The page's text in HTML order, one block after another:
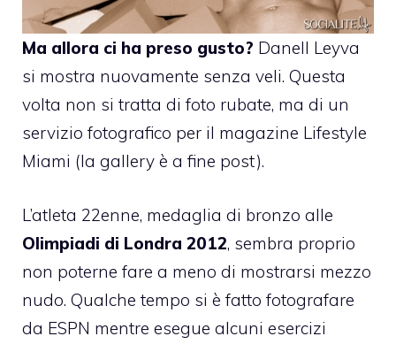
Ma allora ci ha preso gusto? Danell Leyva
si mostra nuovamente senza veli. Questa
volta non si tratta di foto rubate, ma di un
servizio fotografico per il magazine Lifestyle
Miami (la gallery è a fine post).
L’atleta 22enne, medaglia di bronzo alle
Olimpiadi di Londra 2012, sembra proprio
non poterne fare a meno di mostrarsi mezzo
nudo. Qualche tempo si è fatto fotografare
da ESPN mentre esegue alcuni esercizi